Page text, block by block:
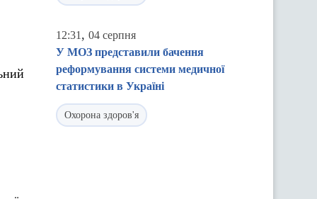
12:31 , 04 серпня
У МОЗ представили бачення
реформування системи медичної
статистики в Україні
Охорона здоров'я